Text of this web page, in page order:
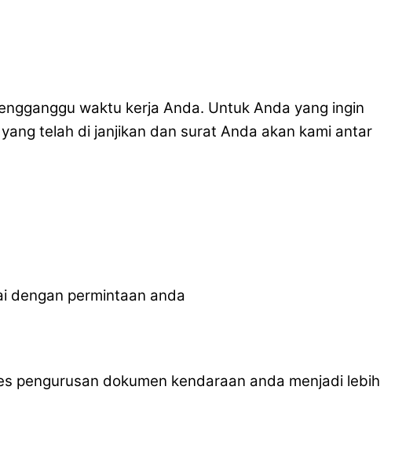
waktu kerja Anda. Untuk Anda yang ingin
telah di janjikan dan surat Anda akan kami antar
dengan permintaan anda
pengurusan dokumen kendaraan anda menjadi lebih